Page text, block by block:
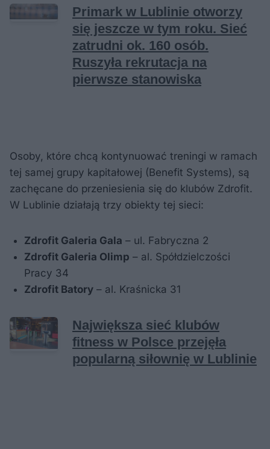
Osoby, które chcą kontynuować treningi w ramach
tej samej grupy kapitałowej (Benefit Systems), są
zachęcane do przeniesienia się do klubów Zdrofit.
W Lublinie działają trzy obiekty tej sieci:
Zdrofit Galeria Gala – ul. Fabryczna 2
Zdrofit Galeria Olimp – al. Spółdzielczości
Pracy 34
Zdrofit Batory – al. Kraśnicka 31